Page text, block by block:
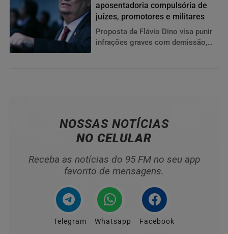
aposentadoria compulsória de
juízes, promotores e militares
Proposta de Flávio Dino visa punir
infrações graves com demissão,
NOSSAS NOTÍCIAS
NO CELULAR
Receba as notícias do 95 FM no seu app
favorito de mensagens.
Telegram Whatsapp Facebook